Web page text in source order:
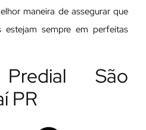
maneira de assegurar que
estejam sempre em perfeitas
São
PR